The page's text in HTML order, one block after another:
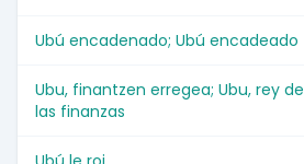
Ubú encadenado; Ubú encadeado
Ubu, finantzen erregea; Ubu, rey de
las finanzas